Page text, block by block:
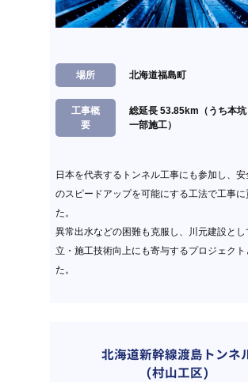
場所 北海道福島町
工事概
要
総延長 53.85km（うち本
一部施工）
日本を代表するトンネル工事にも参加し、安
のスピードアップを可能にする工法で工事に
た。
異常出水などの困難も克服し、川元建設と
立・施工技術向上にも寄与するプロジェクト
た。
北海道新幹線渡島トンネ
(村山工区)